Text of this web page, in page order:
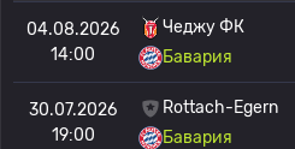
04.08.2026
14:00
Чеджу ФК
Бавария
30.07.2026
19:00
Rottach-Egern
Бавария